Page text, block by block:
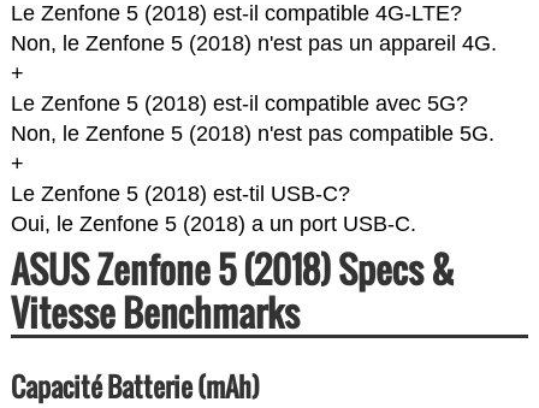
Le Zenfone 5 (2018) est-il compatible 4G-LTE?
Non, le Zenfone 5 (2018) n'est pas un appareil 4G.
+
Le Zenfone 5 (2018) est-il compatible avec 5G?
Non, le Zenfone 5 (2018) n'est pas compatible 5G.
+
Le Zenfone 5 (2018) est-til USB-C?
Oui, le Zenfone 5 (2018) a un port USB-C.
ASUS Zenfone 5 (2018) Specs &
Vitesse Benchmarks
Capacité Batterie (mAh)